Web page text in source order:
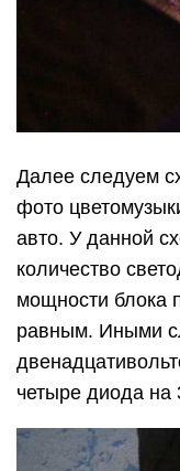
четыре диода